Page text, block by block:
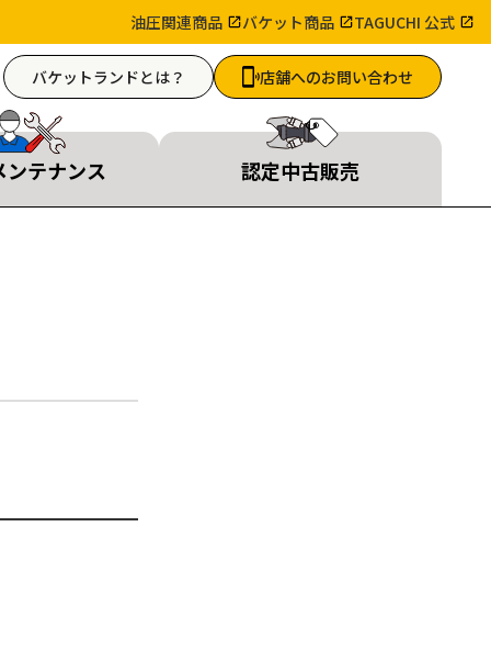
油圧関連商品 バケット商品 TAGUCHI 公式
バケットランドとは？ 店舗へのお問い合わせ
ンテナンス 認定中古販売